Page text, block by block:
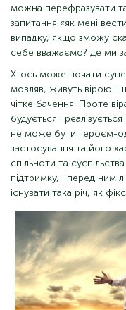
можна перефразувати
запитання «як мені
випадку, якщо зможу
себе вважаємо? де ми
Хтось може почати
мовляв, живуть вірою.
чітке бачення. Проте
будується і
не може бути героєм-
застосування та його
спільноти та
підтримку, і перед ним
існувати така річ, як